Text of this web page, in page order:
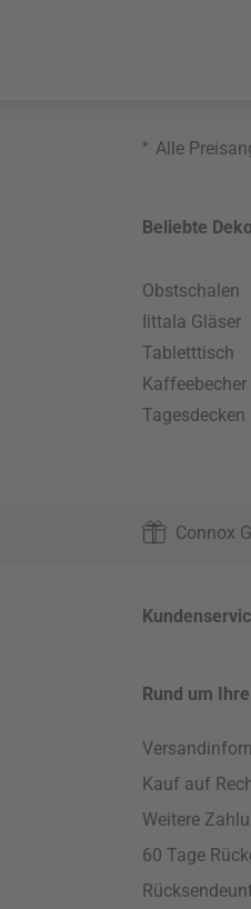
* Alle
Beliebte
Obstschalen
Iittala Gläser
Tabletttisch
Kaffeebecher
Tagesdecken
Connox
Rund um
Kauf auf
Weitere
60 Tage